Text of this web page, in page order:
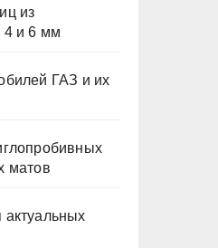
из
4 и 6 мм
ГАЗ и их
матов